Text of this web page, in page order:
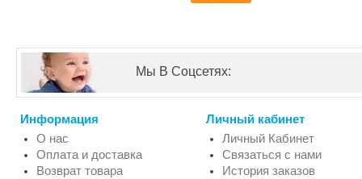
Мы В Соцсетях:
Информация
О нас
Оплата и доставка
Возврат товара
Личный кабинет
Личный Кабинет
Связаться с нами
История заказов